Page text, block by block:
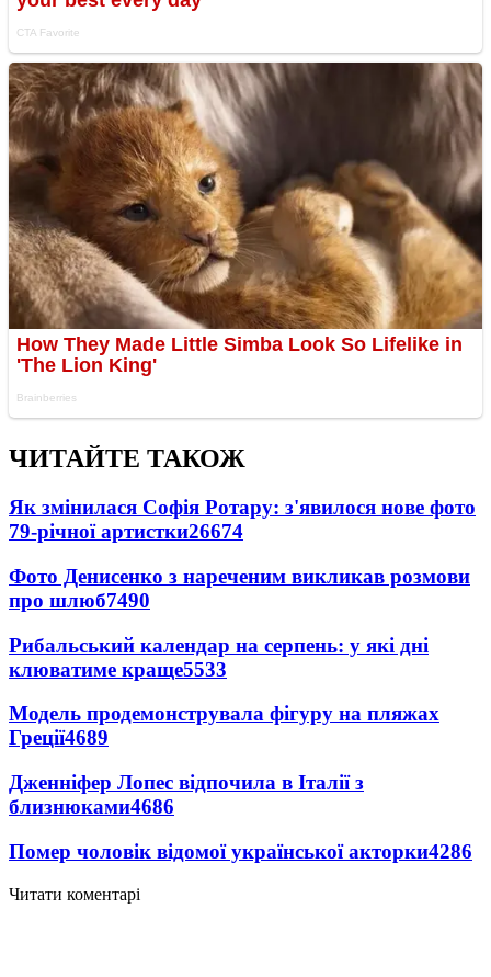
ЧИТАЙТЕ ТАКОЖ
Як змінилася Софія Ротару: з'явилося нове фото
79-річної артистки26674
Фото Денисенко з нареченим викликав розмови
про шлюб7490
Рибальський календар на серпень: у які дні
клюватиме краще5533
Модель продемонструвала фігуру на пляжах
Греції4689
Дженніфер Лопес відпочила в Італії з
близнюками4686
Помер чоловік відомої української акторки4286
Читати коментарі